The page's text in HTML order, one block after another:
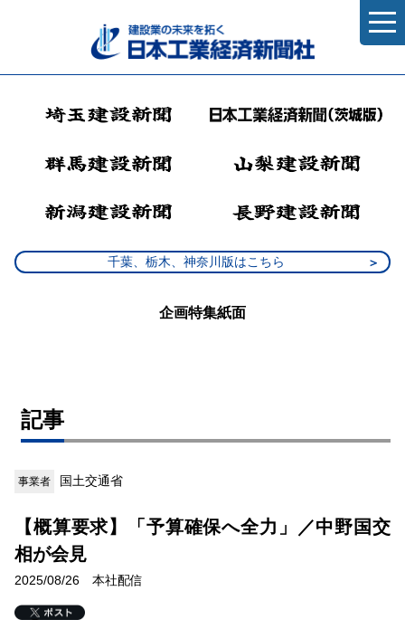
千葉、栃木、神奈川版はこちら
企画特集紙面
記事
事業者 国土交通省
【概算要求】「予算確保へ全力」／中野国交
相が会見
2025/08/26 本社配信